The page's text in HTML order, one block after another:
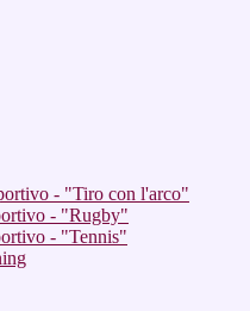
- "Tiro con l'arco"
- "Rugby"
- "Tennis"